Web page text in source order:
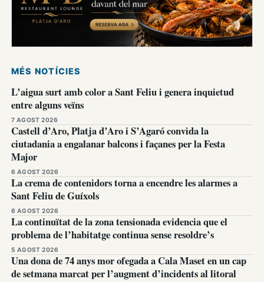
MÉS NOTÍCIES
L’aigua surt amb color a Sant Feliu i genera inquietud
entre alguns veïns
7 AGOST 2026
Castell d’Aro, Platja d’Aro i S’Agaró convida la
ciutadania a engalanar balcons i façanes per la Festa
Major
6 AGOST 2026
La crema de contenidors torna a encendre les alarmes a
Sant Feliu de Guíxols
6 AGOST 2026
La continuïtat de la zona tensionada evidencia que el
problema de l’habitatge continua sense resoldre’s
5 AGOST 2026
Una dona de 74 anys mor ofegada a Cala Maset en un cap
de setmana marcat per l’augment d’incidents al litoral